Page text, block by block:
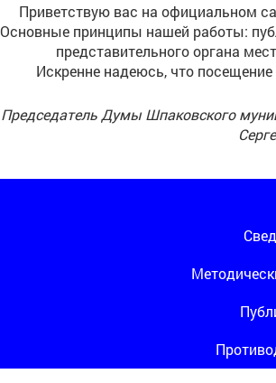
Приветствую вас на официальном
Основные принципы нашей работы:
представительного органа
Искренне надеюсь, что
Председатель Думы Шпаковского